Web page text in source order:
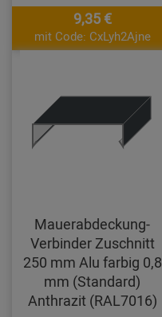
9,35 €
mit Code: CxLyh2Ajne
Mauerabdeckung-
Verbinder Zuschnitt
250 mm Alu farbig 0,8
mm (Standard)
Anthrazit (RAL7016)